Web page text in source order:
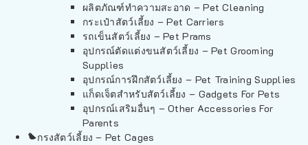
ผลิตภัณฑ์ทำความสะอาด – Pet Cleaning
กระเป๋าสัตว์เลี้ยง – Pet Carriers
รถเข็นสัตว์เลี้ยง – Pet Prams
อุปกรณ์ตัดแต่งขนสัตว์เลี้ยง – Pet Grooming
Supplies
อุปกรณ์การฝึกสัตว์เลี้ยง – Pet Training Supplies
แก็ดเจ็ตสำหรับสัตว์เลี้ยง – Gadgets For Pets
อุปกรณ์เสริมอื่นๆ – Other Accessories For
Parents
กรงสัตว์เลี้ยง – Pet Cages